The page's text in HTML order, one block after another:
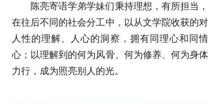
陈亮寄语学弟学妹们秉持理想，有所担当，
在往后不同的社会分工中，以从文学院收获的对
人性的理解、人心的洞察，拥有同理心和同情
心；以理解到的何为风骨、何为修养、何为身体
力行，成为照亮别人的光。